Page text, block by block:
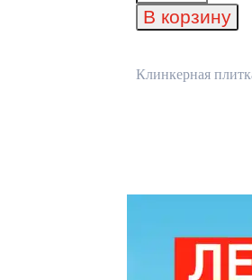
плитка
Stroeher
grey,
В корзину
Клинкерная